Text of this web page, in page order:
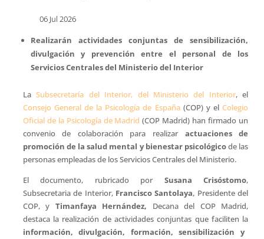
06 Jul 2026
Realizarán actividades conjuntas de sensibilización,
divulgación y prevención entre el personal de los
Servicios Centrales del Ministerio del Interior
LaSubsecretaría del Interior, del Ministerio del Interior, el
Consejo General de la Psicología de España(COP) y elColegio
Oficial de la Psicología de Madrid (COP Madrid) han firmado un
convenio de colaboración para realizar actuaciones de
promoción de la salud mental y bienestar psicológicode las
personas empleadas de los Servicios Centrales del Ministerio.
El documento, rubricado por Susana Crisóstomo,
Subsecretaria de Interior, Francisco Santolaya, Presidente del
COP, y Timanfaya Hernández, Decana del COP Madrid,
destaca la realización de actividades conjuntas que faciliten la
información, divulgación, formación, sensibilización y